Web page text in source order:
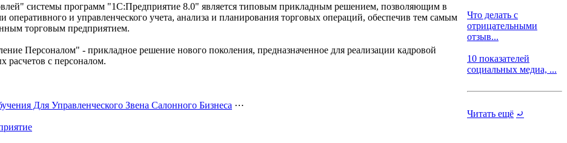
системы программ "1C:Предприятие 8.0" является типовым прикладным решением, позволяющим в
оперативного и управленческого учета, анализа и планирования торговых операций, обеспечив тем самым
торговым предприятием.
Персоналом" - прикладное решение нового поколения, предназначенное для реализации кадровой
расчетов с персоналом.
Для Управленческого Звена Салонного Бизнеса ⋯
Что делать с
отрицательными
отзыв...
10 показателей
социальных медиа, ...
Читать ещё ⤾